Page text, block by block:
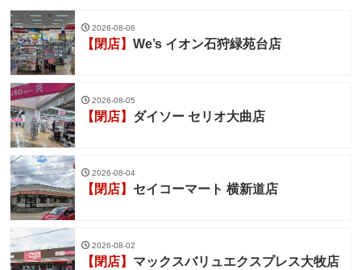
2026-08-06
【閉店】 We’s イオン石狩緑苑台店
2026-08-05
【閉店】 ダイソー セリオ大曲店
2026-08-04
【閉店】 セイコーマート 横新道店
2026-08-02
【閉店】 マックスバリュエクスプレス大牧店